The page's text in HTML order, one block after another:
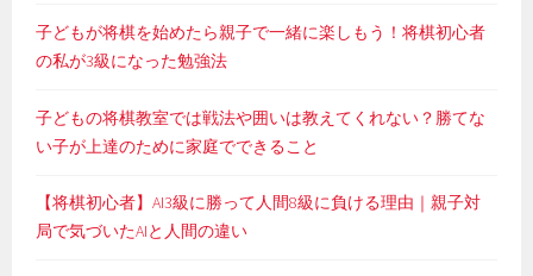
子どもが将棋を始めたら親子で一緒に楽しもう！将棋初心者
の私が3級になった勉強法
子どもの将棋教室では戦法や囲いは教えてくれない？勝てな
い子が上達のために家庭でできること
【将棋初心者】AI3級に勝って人間8級に負ける理由｜親子対
局で気づいたAIと人間の違い